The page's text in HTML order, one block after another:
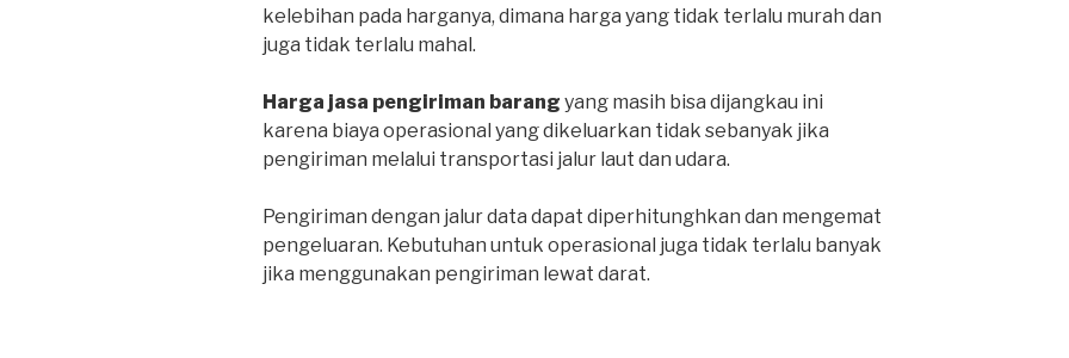
kelebihan pada harganya, dimana harga yang tidak terlalu murah dan
juga tidak terlalu mahal.
Harga jasa pengiriman barang yang masih bisa dijangkau ini
karena biaya operasional yang dikeluarkan tidak sebanyak jika
pengiriman melalui transportasi jalur laut dan udara.
Pengiriman dengan jalur data dapat diperhitunghkan dan mengemat
pengeluaran. Kebutuhan untuk operasional juga tidak terlalu banyak
jika menggunakan pengiriman lewat darat.